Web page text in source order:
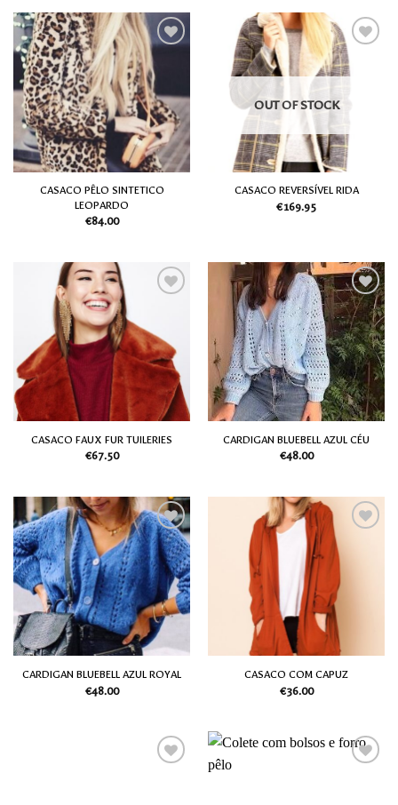
Adicionar
aos meus
desejos
CASACO PÊLO SINTETICO
LEOPARDO
€84.00
Adicionar
aos meus
OUT OF STOCK
CASACO REVERSÍVEL RIDA
€169.95
desejos
CASACO FAUX FUR TUILERIES
€67.50
Adicionar
aos meus
desejos
CARDIGAN BLUEBELL AZUL CÉU
€48.00
Adicionar
aos meus
desejos
CARDIGAN BLUEBELL AZUL ROYAL
€48.00
Adicionar
aos meus
CASACO COM CAPUZ
€36.00